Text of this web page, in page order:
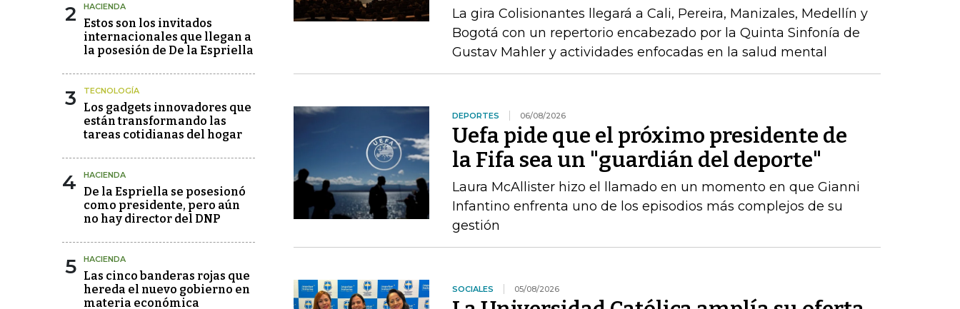
2 HACIENDA
Estos son los invitados
internacionales que llegan a
la posesión de De la Espriella
3 TECNOLOGÍA
Los gadgets innovadores que
están transformando las
tareas cotidianas del hogar
4 HACIENDA
De la Espriella se posesionó
como presidente, pero aún
no hay director del DNP
5 HACIENDA
Las cinco banderas rojas que
hereda el nuevo gobierno en
materia económica
La gira Colisionantes llegará a Cali, Pereira, Manizales, Medellín y
Bogotá con un repertorio encabezado por la Quinta Sinfonía de
Gustav Mahler y actividades enfocadas en la salud mental
DEPORTES 06/08/2026
Uefa pide que el próximo presidente de
la Fifa sea un "guardián del deporte"
Laura McAllister hizo el llamado en un momento en que Gianni
Infantino enfrenta uno de los episodios más complejos de su
gestión
SOCIALES 05/08/2026